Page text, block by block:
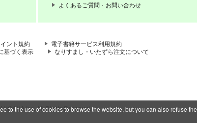
to the use of cookies to browse the website, but you can also refuse the
よくあるご質問・お問い合わせ
ント規約
電子書籍サービス利用規約
基づく表示 なりすまし・いたずら注文について
Inc, All Rights Reserved.